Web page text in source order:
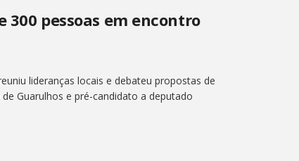
300 pessoas em encontro
lideranças locais e debateu propostas de
Guarulhos e pré-candidato a deputado